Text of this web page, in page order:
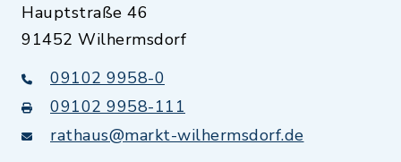
Hauptstraße 46
91452 Wilhermsdorf
09102 9958-0
09102 9958-111
rathaus@markt-wilhermsdorf.de